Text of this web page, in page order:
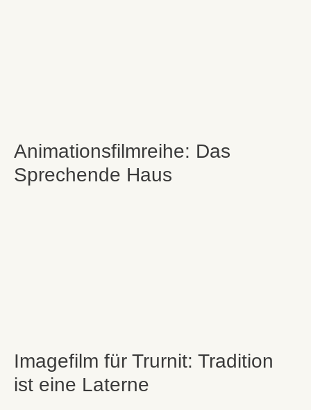
Animationsfilmreihe: Das
Sprechende Haus
Imagefilm für Trurnit: Tradition
ist eine Laterne